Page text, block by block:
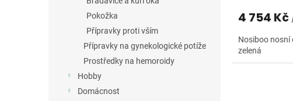
Pokožka
Přípravky proti vším
Přípravky na gynekologické potíže
Prostředky na hemoroidy
Hobby
Domácnost
4 754 Kč
Nosiboo nosní
zelená